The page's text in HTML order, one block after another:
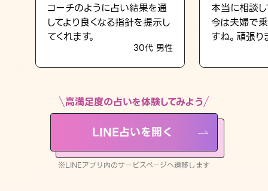
LINE占いを開く
※LINEアプリ内のサービスページへ遷移します
コーチのように占い結果を通
してより良くなる指針を提示し
てくれます。
30代 男性
本当に相談し
今は夫婦で
すね。頑張り
高満足度の占いを体験してみよう
LINE占いを開く
※LINEアプリ内のサービスページへ遷移します